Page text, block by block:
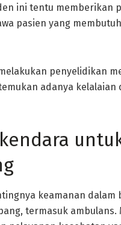
ini tentu memberikan
pasien yang
penyelidikan
adanya kelalaian
keamanan dalam
termasuk ambulans.